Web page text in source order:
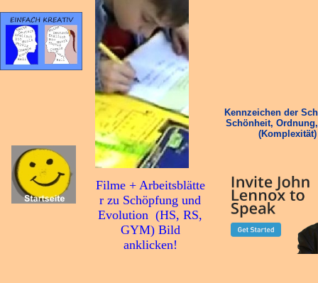
Kennzeichen der
Schönheit,
Filme + Arbeitsblätte
r zu Schöpfung und
Evolution (HS, RS,
GYM) Bild
anklicken!